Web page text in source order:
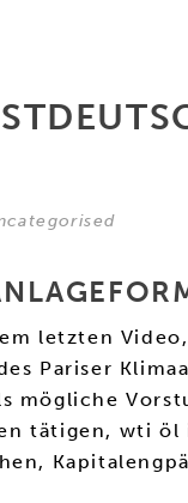
letzten
Pariser
mögliche
tätigen, wti